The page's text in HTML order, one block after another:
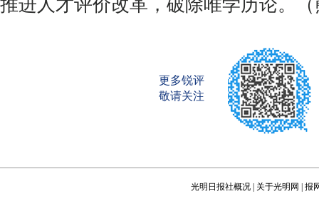
推进人才评价改革，破除唯学历论。
更多锐评
敬请关注
光明日报社概况 关于光明网 报